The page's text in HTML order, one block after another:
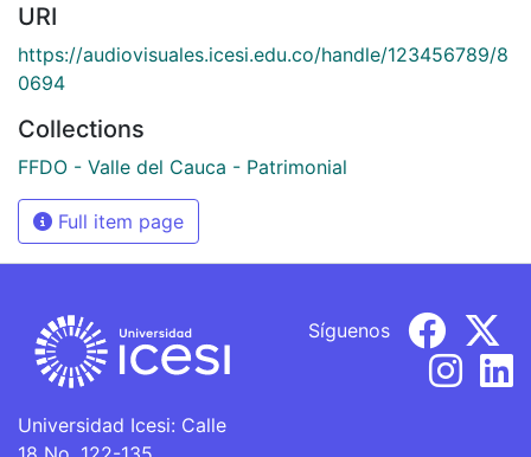
URI
https://audiovisuales.icesi.edu.co/handle/123456789/8
0694
Collections
FFDO - Valle del Cauca - Patrimonial
Full item page
Universidad Icesi: Calle
Síguenos